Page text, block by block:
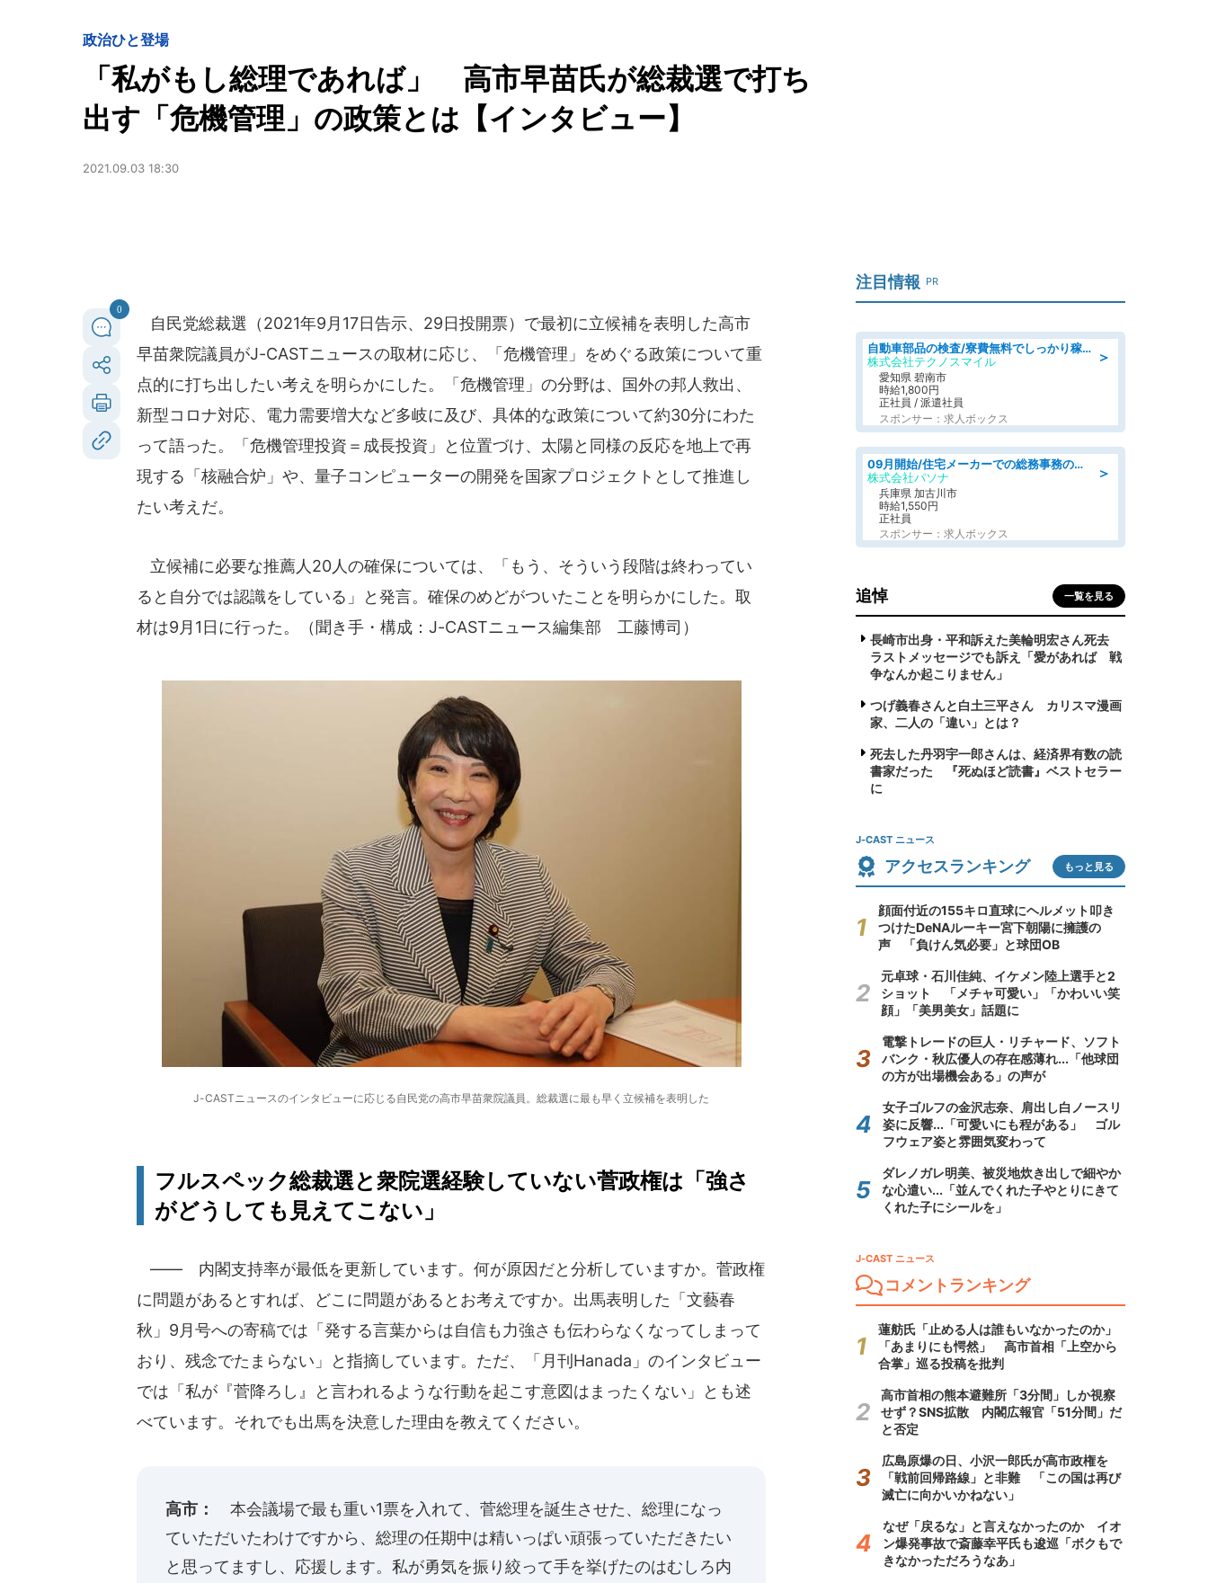
政治ひと登場
「私がもし総理であれば」 高市早苗氏が総裁選で打ち
出す「危機管理」の政策とは【インタビュー】
2021.09.03 18:30
0
自民党総裁選（2021年9月17日告示、29日投開票）で最初に立候補を表明した高市
早苗衆院議員がJ-CASTニュースの取材に応じ、「危機管理」をめぐる政策について重
点的に打ち出したい考えを明らかにした。「危機管理」の分野は、国外の邦人救出、
新型コロナ対応、電力需要増大など多岐に及び、具体的な政策について約30分にわた
って語った。「危機管理投資＝成長投資」と位置づけ、太陽と同様の反応を地上で再
現する「核融合炉」や、量子コンピューターの開発を国家プロジェクトとして推進し
たい考えだ。
立候補に必要な推薦人20人の確保については、「もう、そういう段階は終わってい
ると自分では認識をしている」と発言。確保のめどがついたことを明らかにした。取
材は9月1日に行った。（聞き手・構成：J-CASTニュース編集部 工藤博司）
J-CASTニュースのインタビューに応じる自民党の高市早苗衆院議員。総裁選に最も早く立候補を表明した
フルスペック総裁選と衆院選経験していない菅政権は「強さ
がどうしても見えてこない」
―― 内閣支持率が最低を更新しています。何が原因だと分析していますか。菅政権
に問題があるとすれば、どこに問題があるとお考えですか。出馬表明した「文藝春
秋」9月号への寄稿では「発する言葉からは自信も力強さも伝わらなくなってしまって
おり、残念でたまらない」と指摘しています。ただ、「月刊Hanada」のインタビュー
では「私が『菅降ろし』と言われるような行動を起こす意図はまったくない」とも述
べています。それでも出馬を決意した理由を教えてください。
高市：
本会議場で最も重い1票を入れて、菅総理を誕生させた、総理になっ
ていただいたわけですから、総理の任期中は精いっぱい頑張っていただきたい
と思ってますし、応援します。私が勇気を振り絞って手を挙げたのはむしろ内
注目情報 PR
＞
自動車部品の検査/寮費無料でしっかり稼げる denso aichi
株式会社テクノスマイル
愛知県 碧南市
時給1,800円
正社員 / 派遣社員
スポンサー：求人ボックス
＞
09月開始/住宅メーカーでの総務事務のお仕事/駅近/車通勤可/一般事務/人事労務
株式会社パソナ
兵庫県 加古川市
時給1,550円
正社員
スポンサー：求人ボックス
追悼 一覧を見る
長崎市出身・平和訴えた美輪明宏さん死去
ラストメッセージでも訴え「愛があれば 戦
争なんか起こりません」
つげ義春さんと白土三平さん カリスマ漫画
家、二人の「違い」とは？
死去した丹羽宇一郎さんは、経済界有数の読
書家だった 『死ぬほど読書』ベストセラー
に
J-CAST ニュース
アクセスランキング もっと見る
顔面付近の155キロ直球にヘルメット叩き
つけたDeNAルーキー宮下朝陽に擁護の
声 「負けん気必要」と球団OB
元卓球・石川佳純、イケメン陸上選手と2
ショット 「メチャ可愛い」「かわいい笑
顔」「美男美女」話題に
電撃トレードの巨人・リチャード、ソフト
バンク・秋広優人の存在感薄れ...「他球団
の方が出場機会ある」の声が
女子ゴルフの金沢志奈、肩出し白ノースリ
姿に反響...「可愛いにも程がある」 ゴル
フウェア姿と雰囲気変わって
ダレノガレ明美、被災地炊き出しで細やか
な心遣い...「並んでくれた子やとりにきて
くれた子にシールを」
J-CAST ニュース
コメントランキング
蓮舫氏「止める人は誰もいなかったのか」
「あまりにも愕然」 高市首相「上空から
合掌」巡る投稿を批判
高市首相の熊本避難所「3分間」しか視察
せず？SNS拡散 内閣広報官「51分間」だ
と否定
広島原爆の日、小沢一郎氏が高市政権を
「戦前回帰路線」と非難 「この国は再び
滅亡に向かいかねない」
なぜ「戻るな」と言えなかったのか イオ
ン爆発事故で斎藤幸平氏も逡巡「ボクもで
きなかっただろうなあ」